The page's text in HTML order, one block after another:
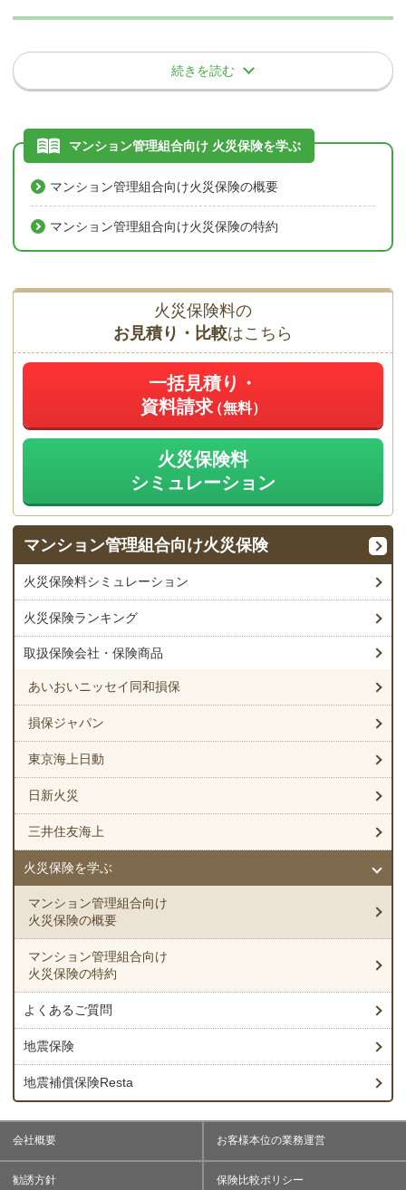
台風、暴風雨、豪雨等による洪水・融雪洪水・高潮・雨による土砂
崩れや落石などが原因の損害額が新価額の30％以上となった場合
保険会社やプランによって、支払い条件が異なる場合があります。
事故例
大雨による洪水で床上浸水となり、共用部分の基礎や外壁の腐
食または損壊した箇所を修理した。
破損・汚損等（不測かつ突発的事故）
上記の基本補償以外の偶然かつ突発的な事故により生じた共用部分
の破損や汚損が発生した場合の損害が補償されます。
事故例
区分所有者（居住者）が荷物を搬送している際に、エントラン
スの自動ドアに荷物をぶつけて損壊してしまった。
トランクルーム
⑤上記①～④の部分にある畳、建具、その他こ
れらに類するもの
⑥の共有動産に含まれないものの例
自動車およびその付属品（自動車に定着しているまたは装備さ
れているもの、ならびに車室内でのみ使用することを目的とし
て自動車に固定されている自動車用電子式航法装置（カーナ
ビ）、ETC車載器をいいます）
通貨、小切手、株券、手形、その他の有価証券、印紙、切手、
預貯金証書、クレジットカード、プリペイドカード、ローンカ
ード、電子マネー、乗車券等、その他これらに類するもの
証書、帳簿、稿本（本などの原稿）、設計書、図案、その他こ
れらに類するもの
プログラム、データ
その他保険証券に「含まない」旨が記載されたもの
じた場合、保険適用できます。
事故例
台風により、駐車場のフェンスのみが損壊した 等
かに契約の保険会社または代理店へ連絡し、事故の報告を行う必要
があります。
れているので、どちらか不明な場合はご確認ください。
上記基準を基に、評価額を計算します。
評価額は
「都道府県」、「延べ面積」、「構造」
等により異なりま
評価額と保険金額
評価額はあくまで、建物の共用部分を再建築した際にどの程度の費
用を要するかの金額です。火災等の事故が生じた際の保険金支払い
万一の事故を考えると「評価額」＝「保険金額」で設定することが
推奨されますが、大規模のマンションなど
どでは、評価額以下で保険金額を設定することにより保険料を抑え
ることもできます。
例えば、「評価額：10億円」のマンションに対し「保険金額：10
億円」で契約するよりも「保険金額：5億円」で契約する方が保険
仮に、台風により保険の対象の建物が損壊し「100万円」の修理費
用が生じた場合、いずれの契約でも100万円（自己負担額（免責金
額）0円）の損害保険金を受け取ることができます。保険金額を評
価額よりも低く設定したとしても、実損払いの契約では支払われる
保険金が削減されることはありません。
ただし、評価額よりも保険金額を低く設定する場合に注意をしなけ
ればならないことが2点あります。
保険金額を超える大規模な損害が生じた際に、自己負担
が生じる可能性がある
地震保険の保険金額は、基本補償の保険金額の50％が上
限となる
1.は当然として、2.については全損リスクの高い大規模な震災が発
生してしまうと、十分な保険金を受け取ることができなくなりま
管理組合として、支出する保険料と備えなければならない保険（補
償）とのバランスが重要になります。火災保険の基本補償の保険金
額を評価額よりも低く設定して保険料を抑えたいが、地震保険の補
償額を下げたくない場合、少額短期保険を活用する方法もありま
す。（詳しくは「
」をご覧くだ
さい）
特約ごとに個別に免責金額を設定できる会社もあれば、一律の免責
詳細はお問い合わせください。
毎年、火災保険更新の案内があるので、保険を見直す機会が増
毎年、理事の交代がある管理組合では、交代した理事が更新契
約手続きを行うので、火災保険の加入状況を把握できる。
毎年、更新の手続きを行わなければならない。
長期契約よりも1年当たりの保険料が高くなる。
長期契約のメリット・デメリット
長期契約のメリット
長期契約による割引（長期係数）があるため、1年契約よりも1
年当たりの保険料が安くなる。
保険会社による保険料改定があった場合でも、契約期間中は改
定の影響を受けない。1年契約の場合は、次回更新時以降、改定
後の保険料となるため、保険料が上がってしまう可能性があ
る。
長期契約のデメリット
毎年更新手続きを行わないので、理事の交代があった際に保険
加入状況の引継ぎを行わなければならない。また、保険の継続
漏れが無いよう注意しなければならない。
なお、「長期一括払」の場合、契約時点でまとまった金額を一括で
支払わなければならないため、長期契約をしたくても予算の都合上
できない管理組合もあると思います。そのような管理組合には「長
期年払」がお勧めです。長期契約のメリットを受けつつ、保険料の
支払いが年ごととなるため、予算も組みやすくなります。
う。
続きを読む
マンション管理組合向け 火災保険を学ぶ
マンション管理組合向け火災保険の概要
マンション管理組合向け火災保険の特約
火災保険料の
お見積り・比較はこちら
一括見積り・
資料請求（無料）
火災保険料
シミュレーション
マンション管理組合向け火災保険
火災保険料シミュレーション
火災保険ランキング
取扱保険会社・保険商品
あいおいニッセイ同和損保
損保ジャパン
東京海上日動
日新火災
三井住友海上
火災保険を学ぶ
マンション管理組合向け
火災保険の概要
マンション管理組合向け
火災保険の特約
よくあるご質問
地震保険
地震補償保険Resta
会社概要 お客様本位の業務運営
勧誘方針 保険比較ポリシー